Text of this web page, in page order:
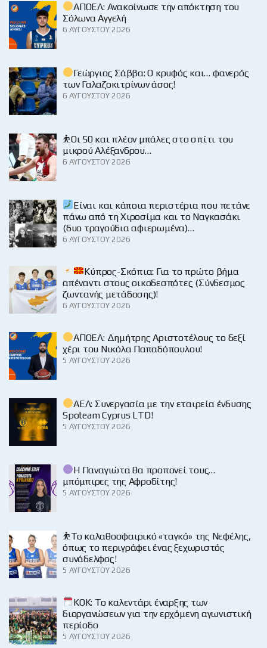
ΑΠΟΕΛ: Ανακοίνωσε την απόκτηση του
Σόλωνα Αγγελή
6 ΑΥΓΟΎΣΤΟΥ 2026
Γεώργιος Σάββα: Ο κρυφός και… φανερός
των Γαλαζοκιτρίνων άσος!
6 ΑΥΓΟΎΣΤΟΥ 2026
⛹️Οι 50 και πλέον μπάλες στο σπίτι του
μικρού Αλέξανδρου…
6 ΑΥΓΟΎΣΤΟΥ 2026
Είναι και κάποια περιστέρια που πετάνε
πάνω από τη Χιροσίμα και το Ναγκασάκι
(δυο τραγούδια αφιερωμένα)…
6 ΑΥΓΟΎΣΤΟΥ 2026
Κύπρος-Σκόπια: Για το πρώτο βήμα
απέναντι στους οικοδεσπότες (Σύνδεσμος
ζωντανής μετάδοσης)!
6 ΑΥΓΟΎΣΤΟΥ 2026
ΑΠΟΕΛ: Δημήτρης Αριστοτέλους το δεξί
χέρι του Νικόλα Παπαδόπουλου!
5 ΑΥΓΟΎΣΤΟΥ 2026
ΑΕΛ: Συνεργασία με την εταιρεία ένδυσης
Spoteam Cyprus LTD!
5 ΑΥΓΟΎΣΤΟΥ 2026
Η Παναγιώτα θα προπονεί τους…
μπόμπιρες της Αφροδίτης!
5 ΑΥΓΟΎΣΤΟΥ 2026
⛹️‍Το καλαθοσφαιρικό «ταγκό» της Νεφέλης,
όπως το περιγράφει ένας ξεχωριστός
συνάδελφος!
5 ΑΥΓΟΎΣΤΟΥ 2026
KOK: Το καλεντάρι έναρξης των
διοργανώσεων για την ερχόμενη αγωνιστική
περίοδο
5 ΑΥΓΟΎΣΤΟΥ 2026